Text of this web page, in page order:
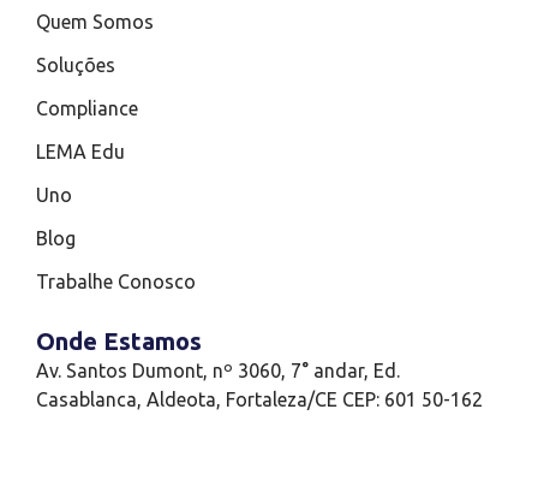
Quem Somos
Soluções
Compliance
LEMA Edu
Uno
Blog
Trabalhe Conosco
Onde Estamos
Av. Santos Dumont, nº 3060, 7° andar, Ed.
Casablanca, Aldeota, Fortaleza/CE CEP: 601 50-162